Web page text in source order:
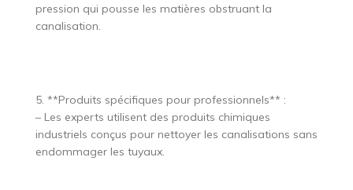
pression qui pousse les matières obstruant la
canalisation.
5. **Produits spécifiques pour professionnels** :
– Les experts utilisent des produits chimiques
industriels conçus pour nettoyer les canalisations sans
endommager les tuyaux.